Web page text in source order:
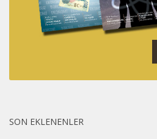
SON EKLENENLER